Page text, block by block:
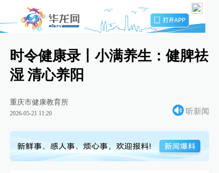
时令健康录丨小满养生：健脾祛
湿 清心养阳
重庆市健康教育所
2026-05-21 11:20 听新闻